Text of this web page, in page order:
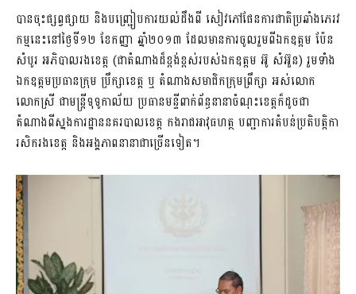
បាន​ចុះ​ផ្សព្វផ្សាយ និង​បញ្ជ្រៀប​ការយល់ដឹង​ពី សៀវភៅ​ផែនការ​ជាតិ​ប្រឆាំង​ភេរវ
កម្ម​នេះ​នៅ​ថ្ងៃទី១២ ខែកញ្ញា ឆ្នាំ២០១៣ ដែលមាន​ការចូលរួម​ពី​ឯកឧត្តម ប៉ែន
សំបូរ អភិបាលរង​ខេត្ត (ជា​តំណាង​ដ៏​ខ្ពង់ខ្ពស់​របស់​ឯកឧត្តម អ៊ូ សំ​អ៊ួ​ន) រួមទាំង​
ឯកឧត្តម​ប្រធាន​ក្រុម ប្រឹក្សា​ខេត្ត ឬ តំណាង​សមាជិក​ក្រុម​ព្រឹក្សា អស់លោក
លោកស្រី ជា​មន្ត្រី​ទុ​ទូ​កាល័យ ប្រធាន​មន្ទី​ពាក់ព័ន្ធ​នានា​ចំណុះ​ខេត្ត​ក៏ដូចជា​
តំណាង​ពី​ស្នងការដ្ឋាន​នគរបាល​ខេត្ត កងរាជអាវុធហត្ថ បញ្ជាការ​តំបន់​ប្រតិបត្តិកា​
រសិក​រង​ខេត្ត និង​អង្គភាព​នានា​ជាច្រើន​ទៀត។